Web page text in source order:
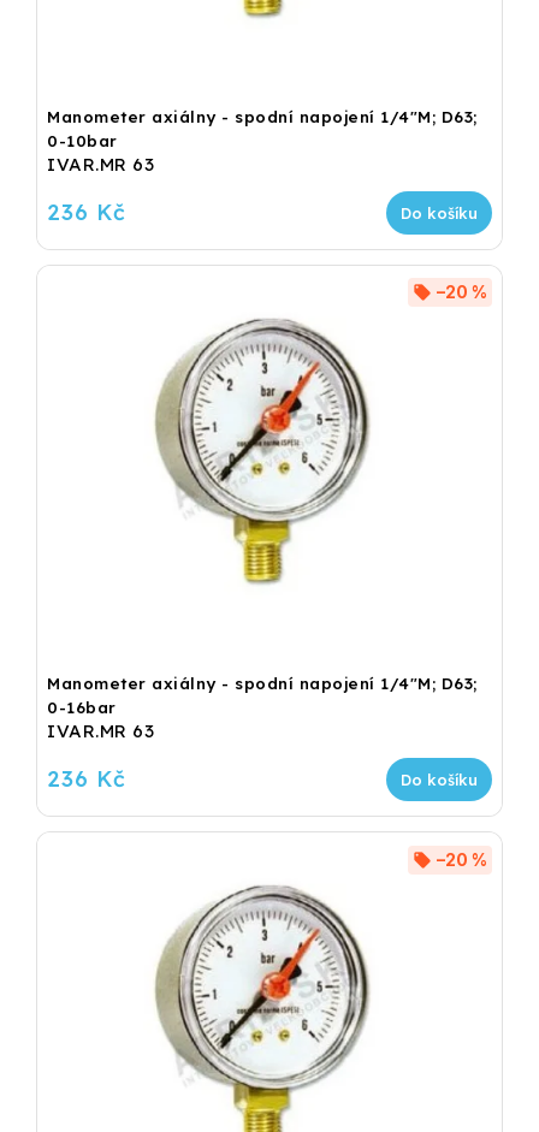
Manometer axiálny - spodní napojení 1/4"M; D63;
0-10bar
IVAR.MR 63
236 Kč Do košíku
Manometer axiálny - spodní napojení 1/4"M; D63;
0-16bar
IVAR.MR 63
–20 %
236 Kč Do košíku
–20 %